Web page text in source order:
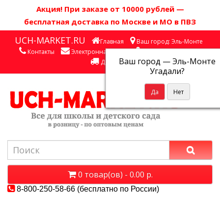
Акция! При заказе от 10000 рублей —
бесплатная доставка по Москве и МО в ПВЗ
UCH-MARKET.RU Главная Ваш город: Эль-Монте
Ваш город —Эль-Монте
Угадали?
Контакты Электронная почта
Личный кабинет
Доставка
0 товар(ов) - 0.00 р.
8-800-250-58-66 (бесплатно по России)